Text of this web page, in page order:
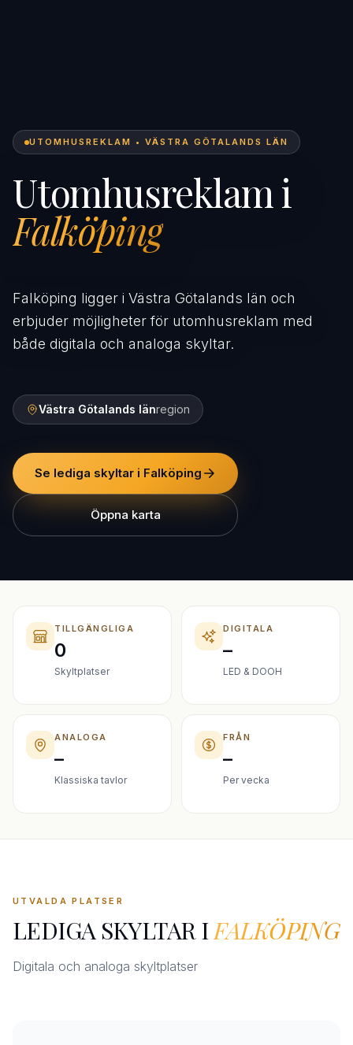
UTOMHUSREKLAM • VÄSTRA GÖTALANDS LÄN
Utomhusreklam i
Falköping
Falköping ligger i Västra Götalands län och
erbjuder möjligheter för utomhusreklam med
både digitala och analoga skyltar.
Västra Götalands länregion
Se lediga skyltar i Falköping
Öppna karta
TILLGÄNGLIGA
0
Skyltplatser
DIGITALA
–
LED & DOOH
ANALOGA
–
Klassiska tavlor
FRÅN
–
Per vecka
UTVALDA PLATSER
LEDIGA SKYLTAR IFALKÖPING
Digitala och analoga skyltplatser